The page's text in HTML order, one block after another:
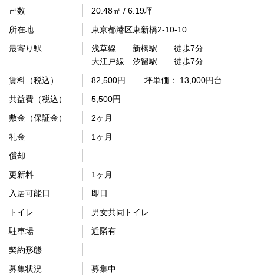
㎡数
20.48㎡ / 6.19坪
所在地
東京都港区東新橋2-10-10
最寄り駅
浅草線 新橋駅 徒歩7分
大江戸線 汐留駅 徒歩7分
賃料（税込）
82,500円
坪単価： 13,000円台
共益費（税込）
5,500円
敷金（保証金）
2ヶ月
礼金
1ヶ月
償却
更新料
1ヶ月
入居可能日
即日
トイレ
男女共同トイレ
駐車場
近隣有
契約形態
募集状況
募集中